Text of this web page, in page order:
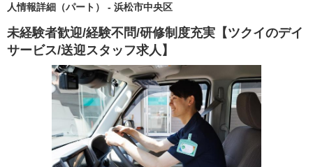
人情報詳細（パート） - 浜松市中央区
未経験者歓迎/経験不問/研修制度充実【ツクイのデイ
サービス/送迎スタッフ求人】